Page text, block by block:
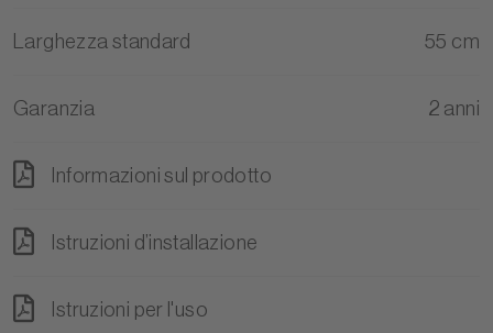
Larghezza standard 55 cm
Garanzia 2 anni
Informazioni sul prodotto
Istruzioni d’installazione
Istruzioni per l'uso